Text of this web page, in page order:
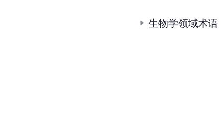
生物学领域术语